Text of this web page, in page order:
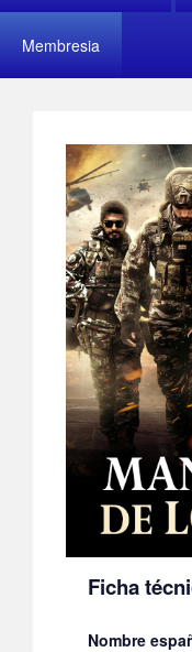
Membresia
Ficha
Nombre